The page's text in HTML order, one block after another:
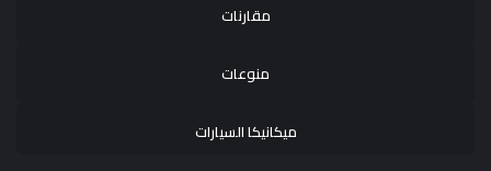
مقارنات
منوعات
ميكانيكا السيارات